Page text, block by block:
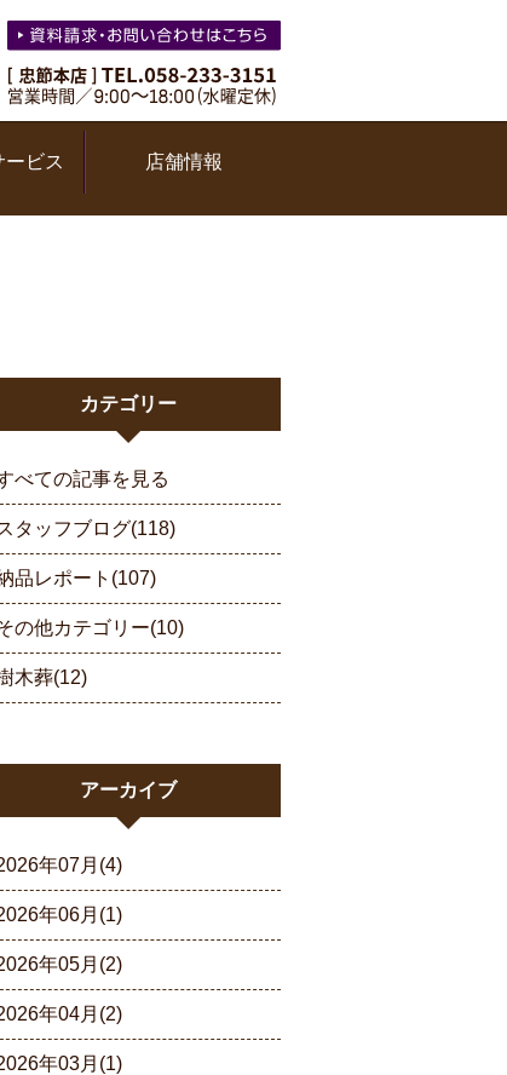
ービス 店舗情報
カテゴリー
べての記事を見る
タッフブログ(118)
品レポート(107)
の他カテゴリー(10)
木葬(12)
アーカイブ
年07月(4)
年06月(1)
年05月(2)
年04月(2)
年03月(1)